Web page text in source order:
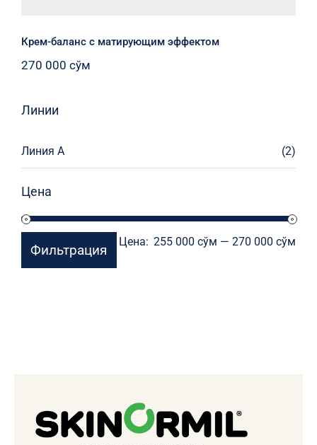
Крем-баланс с матирующим эффектом
270 000 сўм
Линии
Линия А (2)
Цена
Фильтрация Цена: 255 000 сўм —270 000 сўм